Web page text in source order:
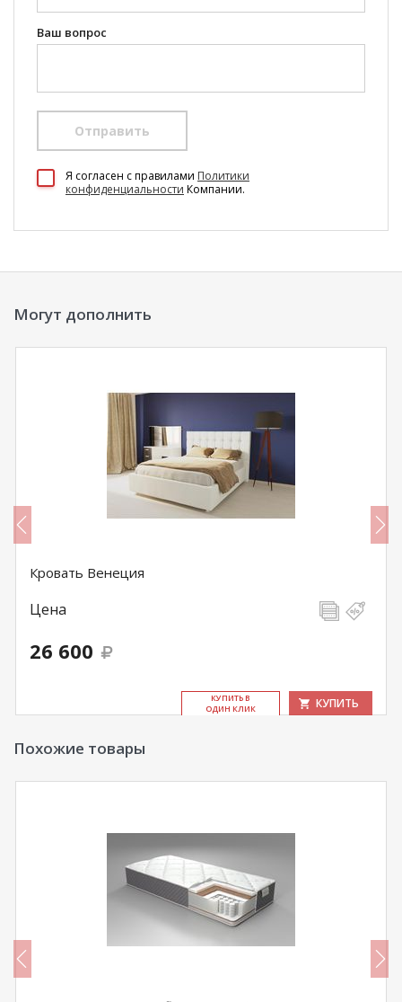
Ваш вопрос
Отправить
Я согласен c правилами Политики
конфиденциальности Компании.
Могут дополнить
Кровать Венеция
Цена
26 600
КУ­ПИТЬ В
ОДИН КЛИК
КУПИТЬ
Похожие товары